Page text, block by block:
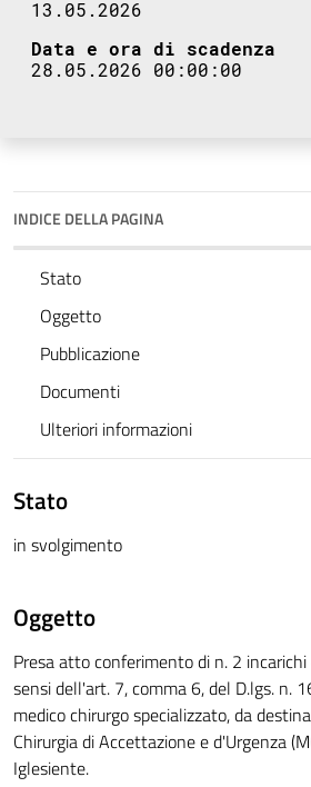
13.05.2026
Data e ora di scadenza
28.05.2026 00:00:00
INDICE DELLA PAGINA
Stato
Oggetto
Pubblicazione
Documenti
Ulteriori informazioni
Stato
in svolgimento
Oggetto
Presa atto conferimento di n. 2
sensi dell'art. 7, comma 6, del D.lgs. n.
medico chirurgo specializzato, da
Chirurgia di Accettazione e d'Urgenza
Iglesiente.